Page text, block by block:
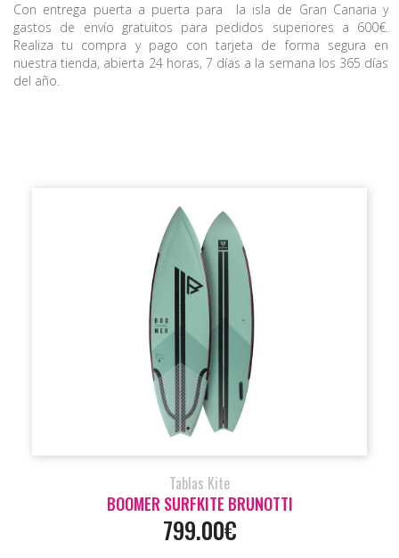
Con entrega puerta a puerta para la isla de Gran Canaria y
gastos de envío gratuitos para pedidos superiores a 600€.
Realiza tu compra y pago con tarjeta de forma segura en
nuestra tienda, abierta 24 horas, 7 días a la semana los 365 días
del año.
Tablas Kite
BOOMER SURFKITE BRUNOTTI
799.00€